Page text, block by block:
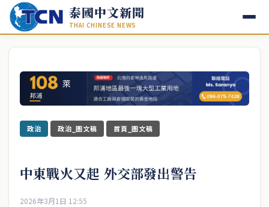
泰國中文新聞
THAI CHINESE NEWS
政治 政治_圖文稿 首頁_圖文稿
中東戰火又起 外交部發出警告
2026年3月1日 12:55